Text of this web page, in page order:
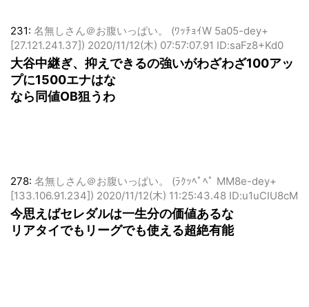
231: 名無しさん＠お腹いっぱい。 (ﾜｯﾁｮｲW 5a05-dey+
[27.121.241.37]) 2020/11/12(木) 07:57:07.91 ID:saFz8+Kd0
大谷中継ぎ、抑えできるの強いがわざわざ100アッ
プに1500エナはな
なら同値OB狙うわ
278: 名無しさん＠お腹いっぱい。 (ﾗｸｯﾍﾟﾍﾟ MM8e-dey+
[133.106.91.234]) 2020/11/12(木) 11:25:43.48 ID:u1uCIU8cM
今思えばセレダルは一生分の価値あるな
リアタイでもリーグでも使える超絶有能